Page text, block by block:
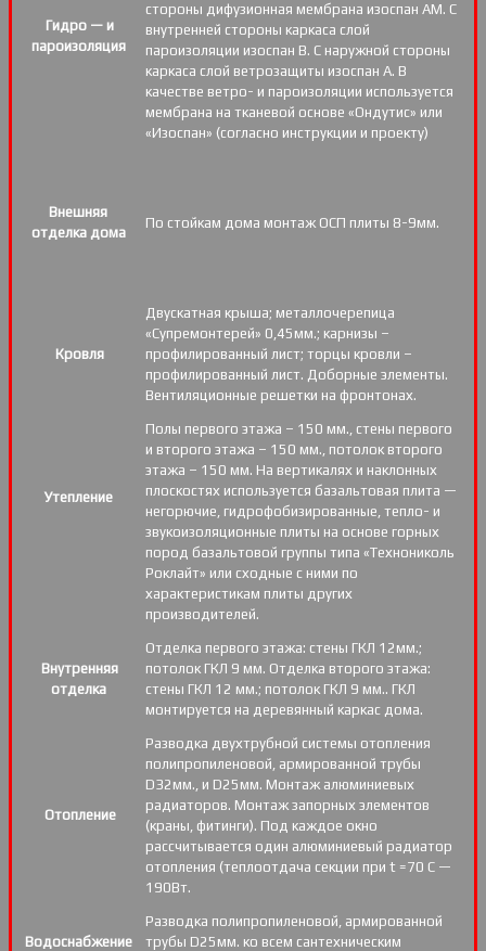
Гидро — и
пароизоляция
стороны дифузионная мембрана изоспан АМ. С
внутренней стороны каркаса слой
пароизоляции изоспан В. С наружной стороны
каркаса слой ветрозащиты изоспан А. В
качестве ветро- и пароизоляции используется
мембрана на тканевой основе «Ондутис» или
«Изоспан» (согласно инструкции и проекту)
Внешняя
отделка дома
По стойкам дома монтаж ОСП плиты 8-9мм.
Кровля
Двускатная крыша; металлочерепица
«Супремонтерей» 0,45мм.; карнизы –
профилированный лист; торцы кровли –
профилированный лист. Доборные элементы.
Вентиляционные решетки на фронтонах.
Утепление
Полы первого этажа – 150 мм., стены первого
и второго этажа – 150 мм., потолок второго
этажа – 150 мм. На вертикалях и наклонных
плоскостях используется базальтовая плита —
негорючие, гидрофобизированные, тепло- и
звукоизоляционные плиты на основе горных
пород базальтовой группы типа «Технониколь
Роклайт» или сходные с ними по
характеристикам плиты других
производителей.
Внутренняя
отделка
Отделка первого этажа: стены ГКЛ 12мм.;
потолок ГКЛ 9 мм. Отделка второго этажа:
стены ГКЛ 12 мм.; потолок ГКЛ 9 мм.. ГКЛ
монтируется на деревянный каркас дома.
Отопление
Разводка двухтрубной системы отопления
полипропиленовой, армированной трубы
D32мм., и D25мм. Монтаж алюминиевых
радиаторов. Монтаж запорных элементов
(краны, фитинги). Под каждое окно
рассчитывается один алюминиевый радиатор
отопления (теплоотдача секции при t =70 С —
190Вт.
Водоснабжение
Разводка полипропиленовой, армированной
трубы D25мм. ко всем сантехническим